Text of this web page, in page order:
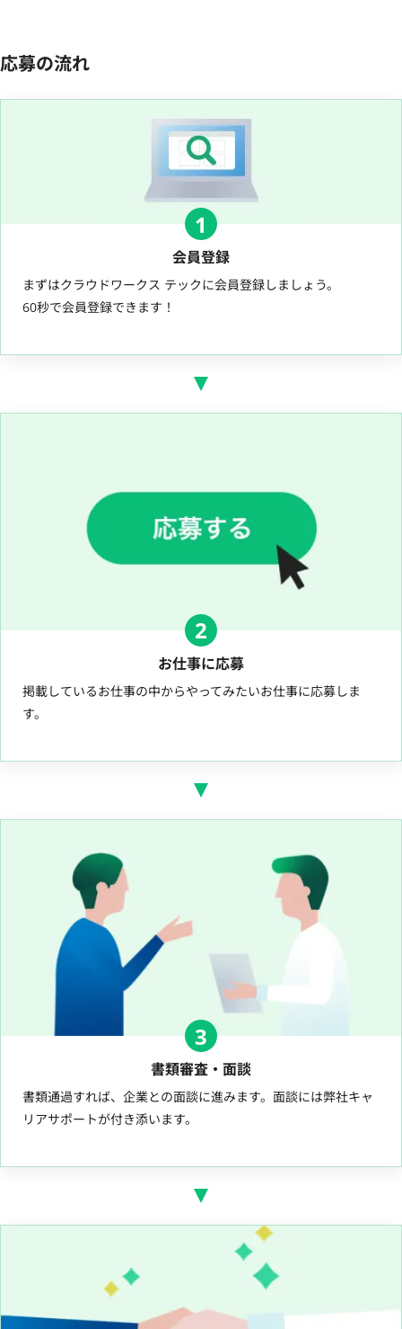
応募の流れ
1
会員登録
まずはクラウドワークス テックに会員登録しましょう。
60秒で会員登録できます！
2
お仕事に応募
掲載しているお仕事の中からやってみたいお仕事に応募しま
す。
3
書類審査・面談
書類通過すれば、企業との面談に進みます。面談には弊社キャ
リアサポートが付き添います。